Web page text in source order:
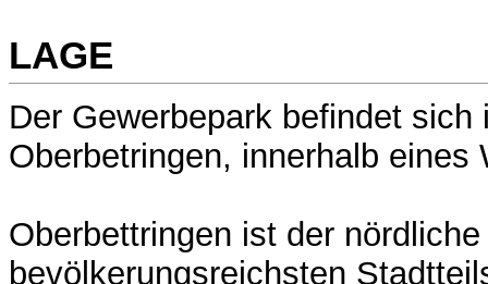
LAGE
Der Gewerbepark befindet sich
Oberbetringen, innerhalb eines
Oberbettringen ist der nördliche
bevölkerungsreichsten